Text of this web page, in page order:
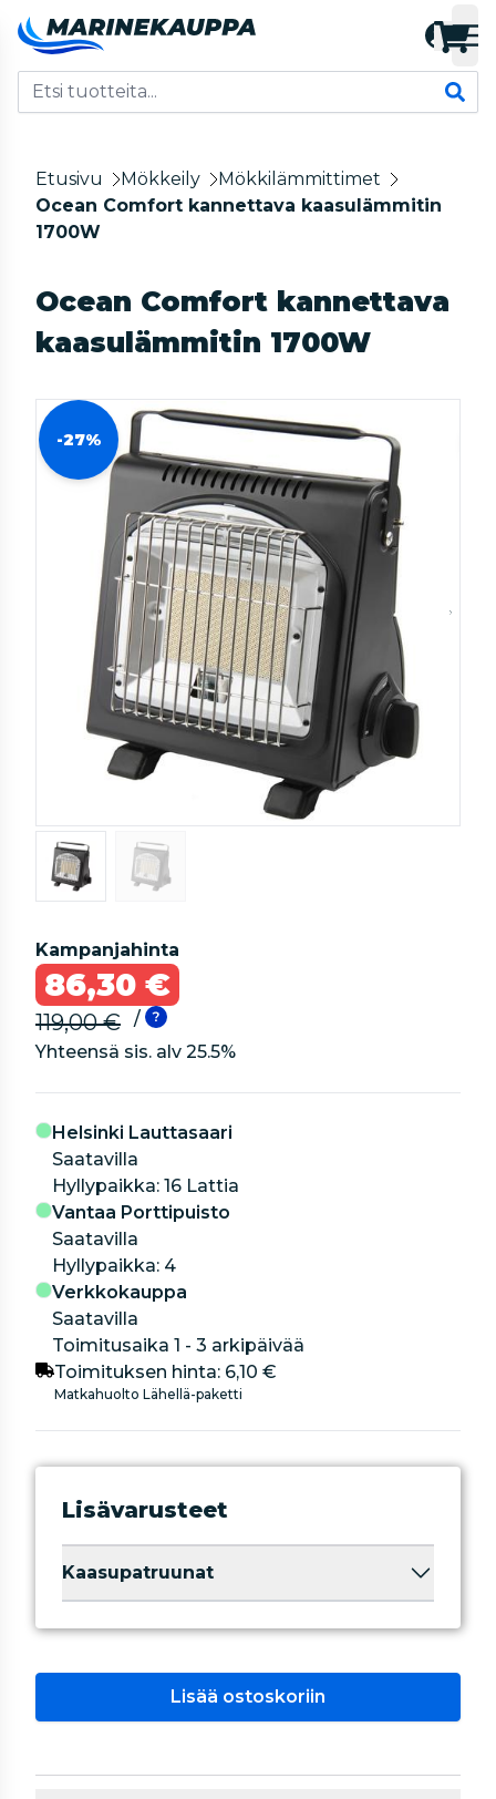
Etusivu Mökkeily
Mökkilämmittimet
Ocean Comfort kannettava kaasulämmitin
1700W
Ocean Comfort kannettava
kaasulämmitin 1700W
-27%
Kampanjahinta
86,30 €
119,00 €
/
Yhteensä sis. alv 25.5%
Helsinki Lauttasaari
Saatavilla
hyllypaikka: 16 Lattia
Vantaa Porttipuisto
Saatavilla
hyllypaikka: 4
Verkkokauppa
Saatavilla
Toimitusaika 1 - 3 arkipäivää
Toimituksen hinta: 6,10 €
Matkahuolto Lähellä-paketti
Lisävarusteet
Kaasupatruunat
Lisää ostoskoriin